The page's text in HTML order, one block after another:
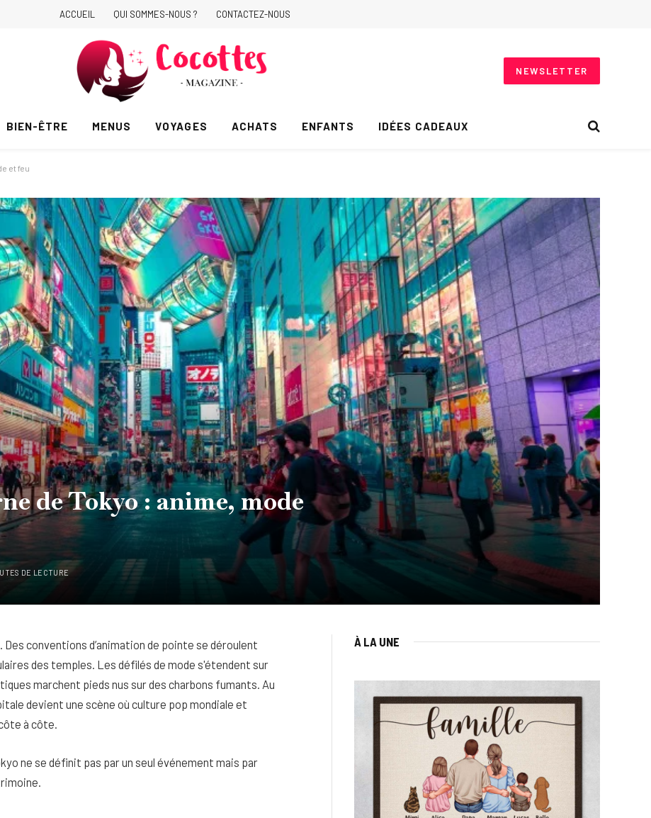
ACCUEIL QUI SOMMES-NOUS ? CONTACTEZ-NOUS
NEWSLETTER
BIEN-ÊTRE MENUS VOYAGES ACHATS ENFANTS IDÉES CADEAUX
et feu
de Tokyo : anime, mode
DE LECTURE
conventions d’animation de pointe se déroulent
des temples. Les défilés de mode s'étendent sur
marchent pieds nus sur des charbons fumants. Au
devient une scène où culture pop mondiale et
à côte.
ne se définit pas par un seul événement mais par
À LA UNE